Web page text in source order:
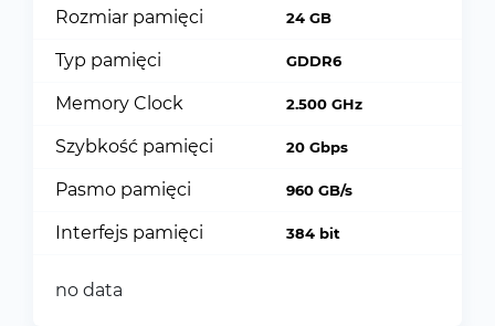
Rozmiar pamięci 24 GB
Typ pamięci GDDR6
Memory Clock 2.500 GHz
Szybkość pamięci 20 Gbps
Pasmo pamięci 960 GB/s
Interfejs pamięci 384 bit
no data